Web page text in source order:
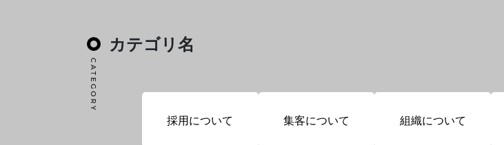
カテゴリ名
採用について 集客について 組織について